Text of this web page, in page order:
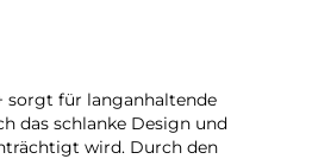
sorgt für langanhaltende
das schlanke Design und
wird. Durch den